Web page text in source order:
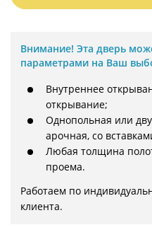
Внимание! Эта дверь
параметрами на Ваш
Внутреннее
открывание;
Однопольная или
арочная, со
Любая толщина
проема.
Работаем по
клиента.